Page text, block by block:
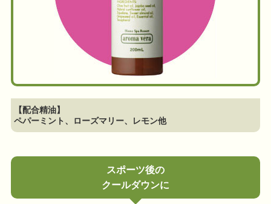
【配合精油】
ペパーミント、ローズマリー、レモン他
スポーツ後の
クールダウンに